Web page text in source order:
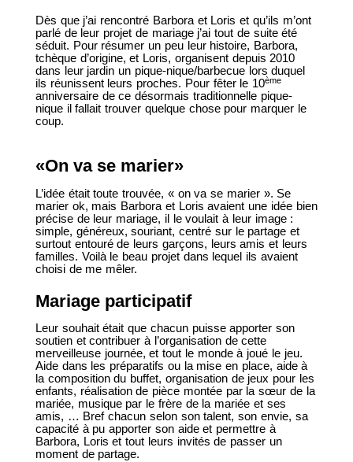
Dès que j’ai rencontré Barbora et Loris et qu’ils m’ont
parlé de leur projet de mariage j’ai tout de suite été
séduit. Pour résumer un peu leur histoire, Barbora,
tchèque d’origine, et Loris, organisent depuis 2010
dans leur jardin un pique-nique/barbecue lors duquel
ils réunissent leurs proches. Pour fêter le 10ème
anniversaire de ce désormais traditionnelle pique-
nique il fallait trouver quelque chose pour marquer le
coup.
«On va se marier»
L’idée était toute trouvée, « on va se marier ». Se
marier ok, mais Barbora et Loris avaient une idée bien
précise de leur mariage, il le voulait à leur image :
simple, généreux, souriant, centré sur le partage et
surtout entouré de leurs garçons, leurs amis et leurs
familles. Voilà le beau projet dans lequel ils avaient
choisi de me mêler.
Mariage participatif
Leur souhait était que chacun puisse apporter son
soutien et contribuer à l’organisation de cette
merveilleuse journée, et tout le monde à joué le jeu.
Aide dans les préparatifs ou la mise en place, aide à
la composition du buffet, organisation de jeux pour les
enfants, réalisation de pièce montée par la sœur de la
mariée, musique par le frère de la mariée et ses
amis, … Bref chacun selon son talent, son envie, sa
capacité à pu apporter son aide et permettre à
Barbora, Loris et tout leurs invités de passer un
moment de partage.